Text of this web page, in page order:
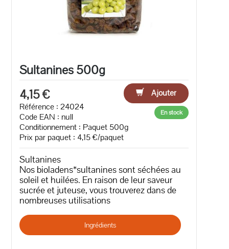
Sultanines 500g
4,15 €
Ajouter
Référence : 24024
Code EAN : null
Conditionnement : Paquet 500g
Prix par paquet : 4,15 €/paquet
En stock
Sultanines
Nos bioladens*sultanines sont séchées au
soleil et huilées. En raison de leur saveur
sucrée et juteuse, vous trouverez dans de
nombreuses utilisations
Ingrédients